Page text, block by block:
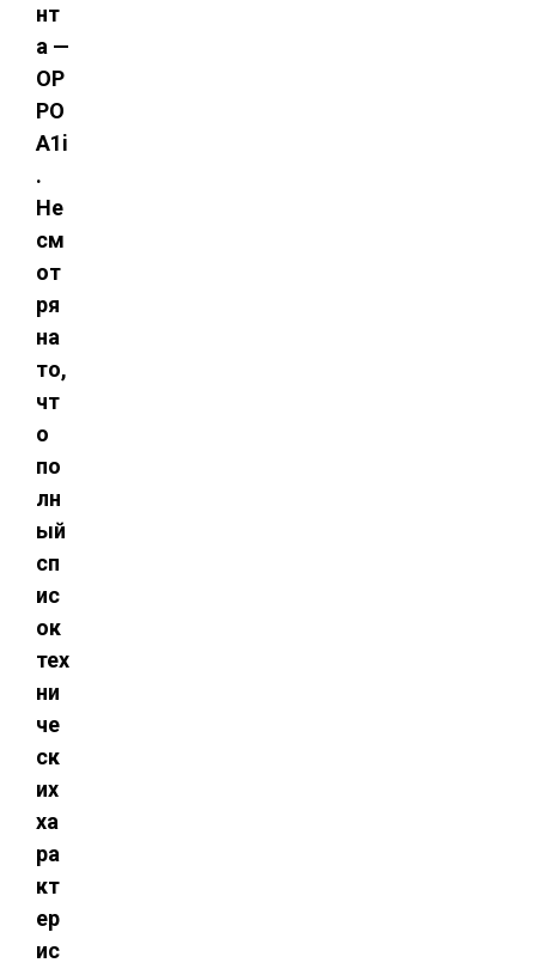
нт
а —
OP
PO
A1i
.
Не
см
от
ря
на
то,
чт
о
по
лн
ый
сп
ис
ок
тех
ни
че
ск
их
ха
ра
кт
ер
ис